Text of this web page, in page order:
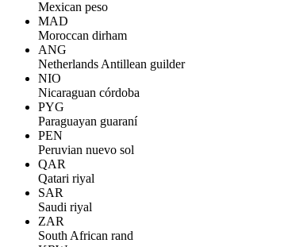
Mexican peso
MAD
Moroccan dirham
ANG
Netherlands Antillean guilder
NIO
Nicaraguan córdoba
PYG
Paraguayan guaraní
PEN
Peruvian nuevo sol
QAR
Qatari riyal
SAR
Saudi riyal
ZAR
South African rand